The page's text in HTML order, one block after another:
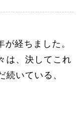
経ちました。
は、決してこれ
続いている、